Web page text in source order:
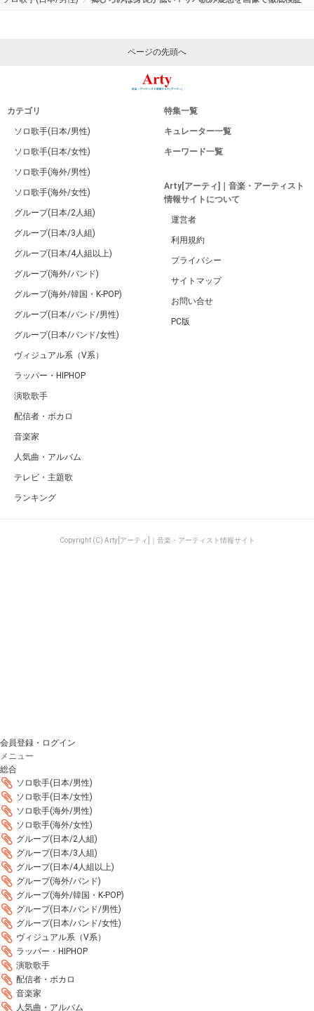
ページの先頭へ
カテゴリ
ソロ歌手(日本/男性)
ソロ歌手(日本/女性)
ソロ歌手(海外/男性)
ソロ歌手(海外/女性)
グループ(日本/2人組)
グループ(日本/3人組)
グループ(日本/4人組以上)
グループ(海外/バンド)
グループ(海外/韓国・K-POP)
グループ(日本/バンド/男性)
グループ(日本/バンド/女性)
ヴィジュアル系（V系）
ラッパー・HIPHOP
演歌歌手
配信者・ボカロ
音楽家
人気曲・アルバム
テレビ・主題歌
ランキング
特集一覧
キュレーター一覧
キーワード一覧
Arty[アーティ]｜音楽・アーティスト
情報サイトについて
運営者
利用規約
プライバシー
サイトマップ
お問い合せ
PC版
Copyright (C) Arty[アーティ]｜音楽・アーティスト情報サイト
会員登録・ログイン
メニュー
総合
ソロ歌手(日本/男性)
ソロ歌手(日本/女性)
ソロ歌手(海外/男性)
ソロ歌手(海外/女性)
グループ(日本/2人組)
グループ(日本/3人組)
グループ(日本/4人組以上)
グループ(海外/バンド)
グループ(海外/韓国・K-POP)
グループ(日本/バンド/男性)
グループ(日本/バンド/女性)
ヴィジュアル系（V系）
ラッパー・HIPHOP
演歌歌手
配信者・ボカロ
音楽家
人気曲・アルバム